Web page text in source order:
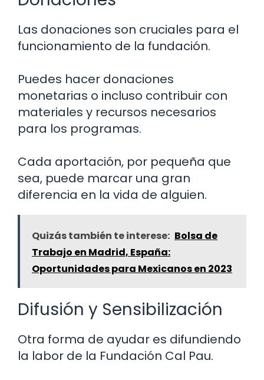
Las donaciones son cruciales para el
funcionamiento de la fundación.
Puedes hacer donaciones
monetarias o incluso contribuir con
materiales y recursos necesarios
para los programas.
Cada aportación, por pequeña que
sea, puede marcar una gran
diferencia en la vida de alguien.
Quizás también te interese: Bolsa de
Trabajo en Madrid, España:
Oportunidades para Mexicanos en 2023
Difusión y Sensibilización
Otra forma de ayudar es difundiendo
la labor de la Fundación Cal Pau.